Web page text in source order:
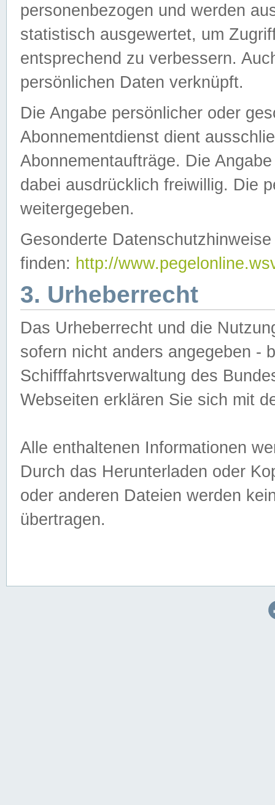
personenbezogen und werden
statistisch ausgewertet, um
entsprechend zu verbessern.
persönlichen Daten verknüpft.
Die Angabe persönlicher oder
Abonnementdienst dient
Abonnementaufträge. Die
dabei ausdrücklich freiwillig. Die
weitergegeben.
Gesonderte
finden: http://
3. Urheberrecht
Das Urheberrecht und die
sofern nicht anders angegeben -
Schifffahrtsverwaltung des
Webseiten erklären Sie sich mit
Alle enthaltenen Informationen
Durch das Herunterladen oder
oder anderen Dateien werden
übertragen.